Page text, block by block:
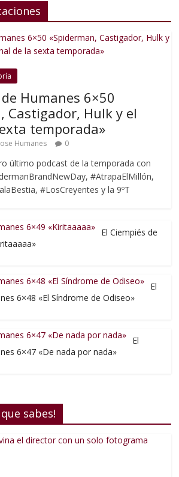
Humanes 6×50
Castigador, Hulk y el
temporada»
Humanes 0
último podcast de la temporada con
#AtrapaElMillón,
#LosCreyentes y la 9ºT
El Ciempiés de
El
6×48 «El Síndrome de Odiseo»
El
6×47 «De nada por nada»
sabes!